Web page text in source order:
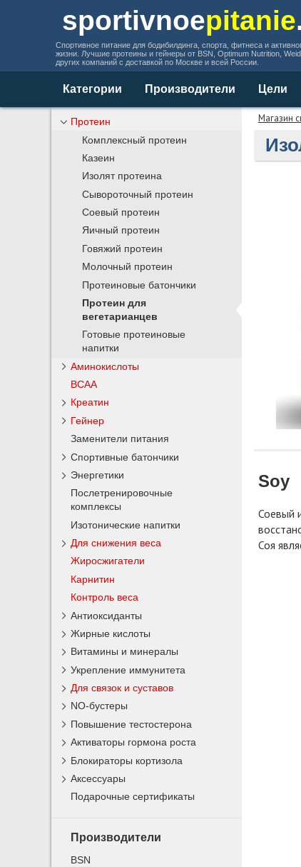
sportivnoepitanie
Спортивное питание для бодибилдинга, спорта, фитнеса и
жизни. Лучшие протеины и гейнеры от BSN, Optimum Nutrition,
других компаний с доставкой по Москве и всей России.
Категории Производители Цели
Магазин
Soy
Соевый
Соя
Протеин
Комплексный протеин
Казеин
Изолят протеина
Сывороточный протеин
Соевый протеин
Яичный протеин
Говяжий протеин
Молочный протеин
Протеиновые батончики
Протеин для
вегетарианцев
Готовые протеиновые
напитки
Аминокислоты
BCAA
Креатин
Гейнер
Заменители питания
Спортивные батончики
Энергетики
Послетренировочные
комплексы
Изотонические напитки
Для снижения веса
Жиросжигатели
Карнитин
Контроль веса
Антиоксиданты
Жирные кислоты
Витамины и минералы
Укрепление иммунитета
Для связок и суставов
NO-бустеры
Повышение тестостерона
Активаторы гормона роста
Блокираторы кортизола
Аксессуары
Подарочные сертификаты
Производители
BSN